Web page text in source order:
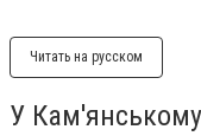
Читать на русском
У